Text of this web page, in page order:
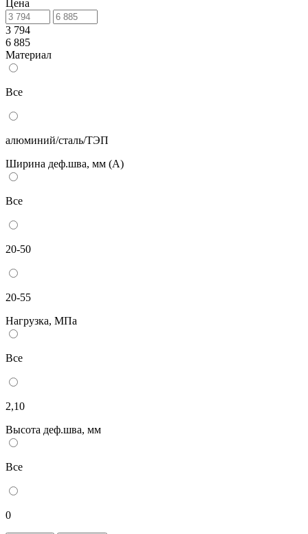
Цена
3 794
6 885
Материал
Все
алюминий/сталь/ТЭП
Ширина деф.шва, мм (А)
Все
20-50
20-55
Нагрузка, МПа
Все
2,10
Высота деф.шва, мм
Все
0